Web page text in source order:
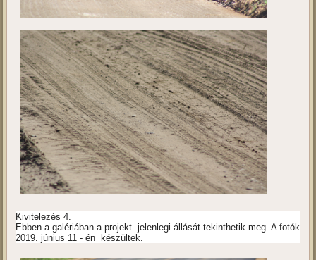
Kivitelezés 4.
Ebben a galériában a projekt jelenlegi állását tekinthetik meg. A fotók
2019. június 11 - én készültek.